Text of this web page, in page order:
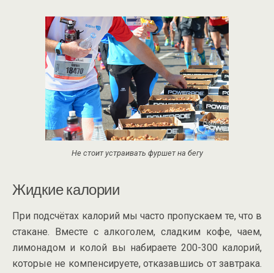
Не стоит устраивать фуршет на бегу
Жидкие калории
При подсчётах калорий мы часто пропускаем те, что в
стакане. Вместе с алкоголем, сладким кофе, чаем,
лимонадом и колой вы набираете 200-300 калорий,
которые не компенсируете, отказавшись от завтрака.